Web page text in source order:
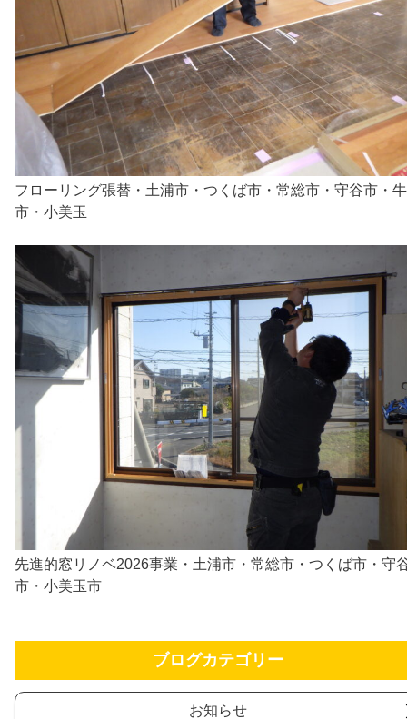
フローリング張替・土浦市・つくば市・常総市・守谷市・
市・小美玉
先進的窓リノベ2026事業・土浦市・常総市・つくば市・守
市・小美玉市
ブログカテゴリー
お知らせ